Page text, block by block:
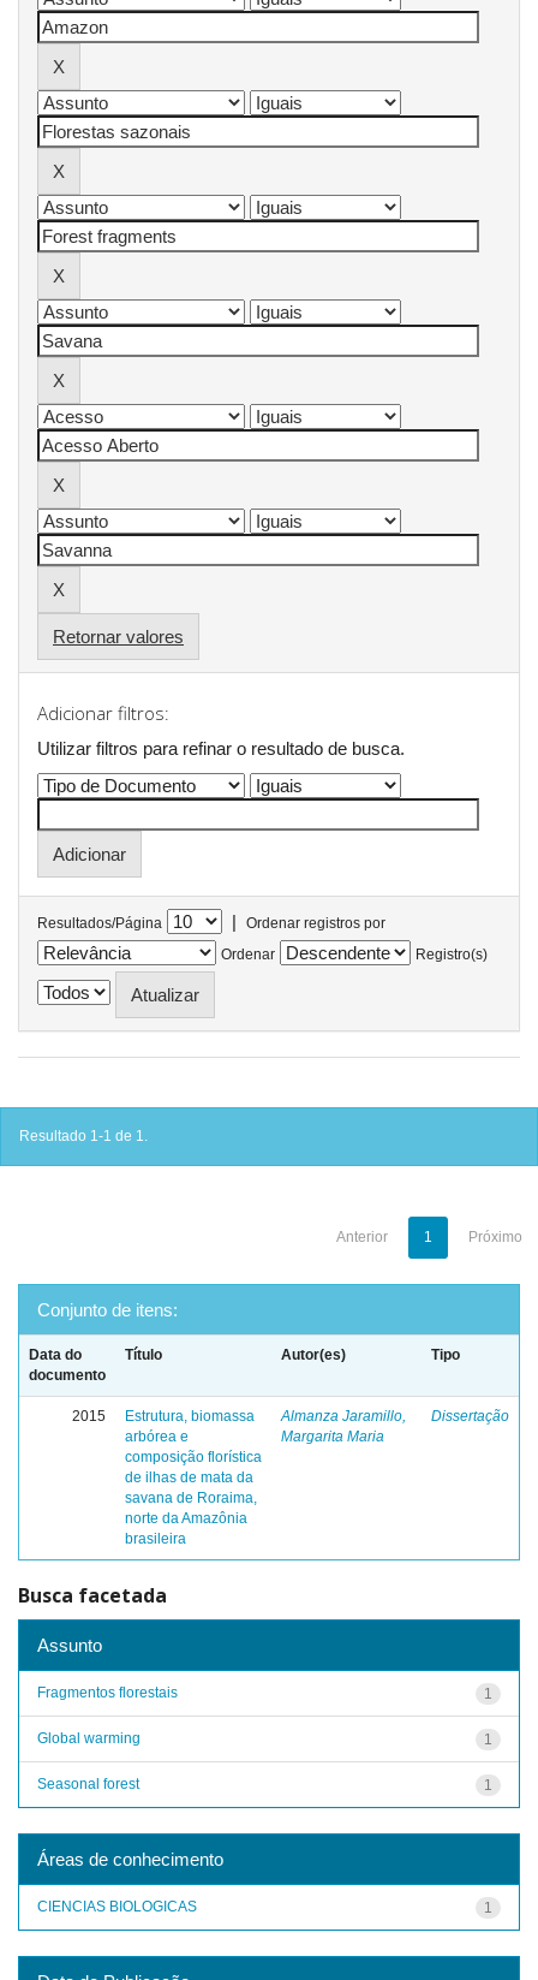
Retornar valores
Adicionar filtros:
Utilizar filtros para refinar o resultado de busca.
Resultados/Página |
Ordenar registros por
Ordenar
Registro(s)
Resultado 1-1 de 1.
Anterior 1 Próximo
Conjunto de itens:
Data do
documento
Título Autor(es) Tipo
2015
Estrutura, biomassa
arbórea e
composição florística
de ilhas de mata da
savana de Roraima,
norte da Amazônia
brasileira
Almanza Jaramillo,
Margarita Maria
Dissertação
Busca facetada
Assunto
1
Fragmentos florestais
1
Global warming
1
Seasonal forest
Áreas de conhecimento
1
CIENCIAS BIOLOGICAS